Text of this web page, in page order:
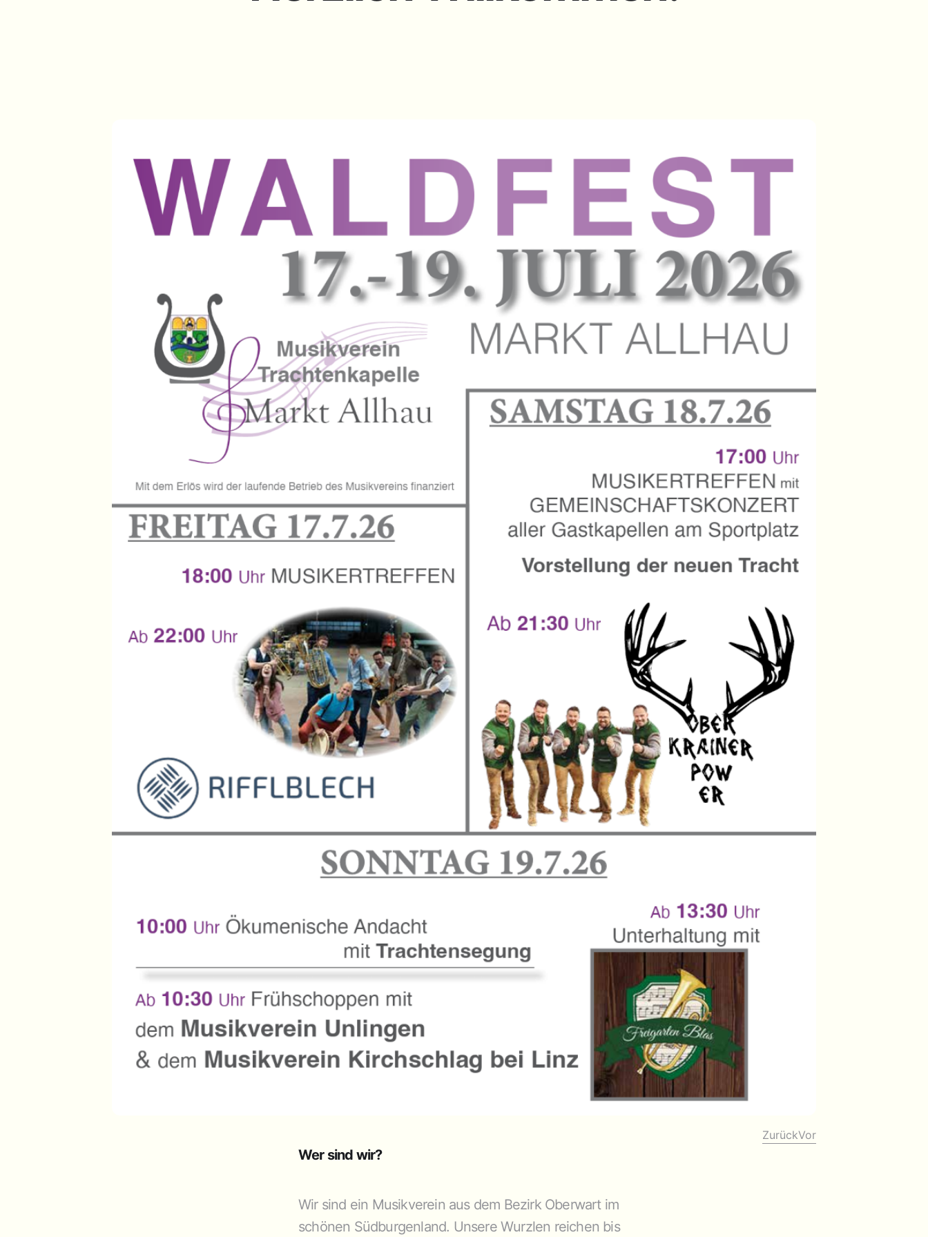
ZurückVor
Wer sind wir?
Wir sind ein Musikverein aus dem Bezirk Oberwart im
schönen Südburgenland. Unsere Wurzlen reichen bis